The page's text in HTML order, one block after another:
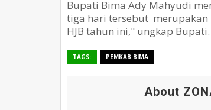
Bupati Bima Ady Mahyudi
tiga hari tersebut merupakan
HJB tahun ini," ungkap Bupati.
TAGS: PEMKAB BIMA
About